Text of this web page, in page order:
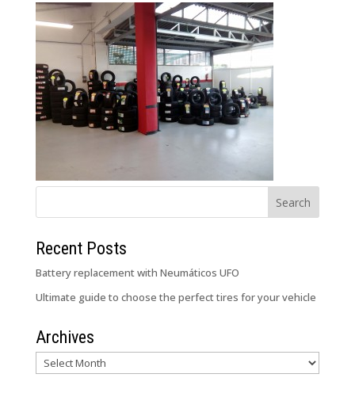
Recent Posts
Battery replacement with Neumáticos UFO
Ultimate guide to choose the perfect tires for your vehicle
Archives
Archives